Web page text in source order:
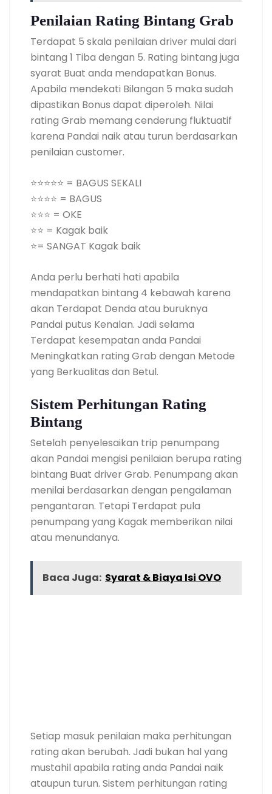
Penilaian Rating Bintang Grab
Terdapat 5 skala penilaian driver mulai dari
bintang 1 Tiba dengan 5. Rating bintang juga
syarat Buat anda mendapatkan Bonus.
Apabila mendekati Bilangan 5 maka sudah
dipastikan Bonus dapat diperoleh. Nilai
rating Grab memang cenderung fluktuatif
karena Pandai naik atau turun berdasarkan
penilaian customer.
⭐⭐⭐⭐⭐ = BAGUS SEKALI
⭐⭐⭐⭐ = BAGUS
⭐⭐⭐ = OKE
⭐⭐ = Kagak baik
⭐= SANGAT Kagak baik
Anda perlu berhati hati apabila
mendapatkan bintang 4 kebawah karena
akan Terdapat Denda atau buruknya
Pandai putus Kenalan. Jadi selama
Terdapat kesempatan anda Pandai
Meningkatkan rating Grab dengan Metode
yang Berkualitas dan Betul.
Sistem Perhitungan Rating
Bintang
Setelah penyelesaikan trip penumpang
akan Pandai mengisi penilaian berupa rating
bintang Buat driver Grab. Penumpang akan
menilai berdasarkan dengan pengalaman
pengantaran. Tetapi Terdapat pula
penumpang yang Kagak memberikan nilai
atau menundanya.
Baca Juga: Syarat & Biaya Isi OVO
Setiap masuk penilaian maka perhitungan
rating akan berubah. Jadi bukan hal yang
mustahil apabila rating anda Pandai naik
ataupun turun. Sistem perhitungan rating